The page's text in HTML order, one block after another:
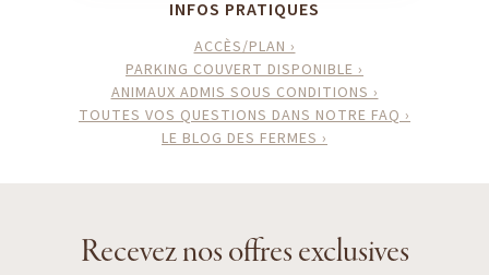
Recevez nos offres exclusives
INFOS PRATIQUES
ACCÈS/PLAN ›
PARKING COUVERT DISPONIBLE ›
ANIMAUX ADMIS SOUS CONDITIONS ›
TOUTES VOS QUESTIONS DANS NOTRE FAQ ›
LE BLOG DES FERMES ›